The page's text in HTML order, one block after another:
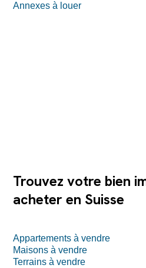
Annexes à louer
Trouvez votre bien
acheter en Suisse
Appartements à vendre
Maisons à vendre
Terrains à vendre